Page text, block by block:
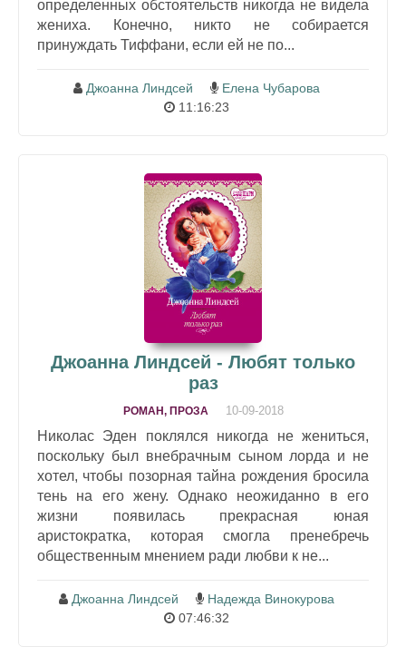
определенных обстоятельств никогда не видела
жениха. Конечно, никто не собирается
принуждать Тиффани, если ей не по...
Джоанна Линдсей
Елена Чубарова
11:16:23
Джоанна Линдсей - Любят только
раз
РОМАН, ПРОЗА 10-09-2018
Николас Эден поклялся никогда не жениться,
поскольку был внебрачным сыном лорда и не
хотел, чтобы позорная тайна рождения бросила
тень на его жену. Однако неожиданно в его
жизни появилась прекрасная юная
аристократка, которая смогла пренебречь
общественным мнением ради любви к не...
Джоанна Линдсей
Надежда Винокурова
07:46:32